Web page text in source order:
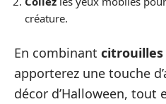
créature.
En combinant citrouilles
apporterez une touche
décor d’Halloween, tout